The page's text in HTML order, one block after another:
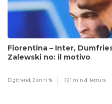
Fiorentina – Inter,
Zalewski no: il motivo
Digitrend, 2 anni fa 1 min di lettura